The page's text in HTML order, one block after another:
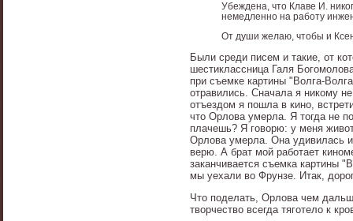
Убеждена, что Клаве И.
немедленно на работу
От души желаю, чтобы и
Были среди писем и такие, от
шестиклассница Галя
при съемке картины "Волга-
отравились. Сначала я никому
отъездом я пошла в кино,
что Орлова умерла. Я тогда не
плачешь? Я говорю: у меня
Орлова умерла. Она удивилась
верю. А брат мой работает
заканчивается съемка картины
мы уехали во Фрунзе. Итак,
Что поделать, Орлова чем
творчество всегда тяготело к